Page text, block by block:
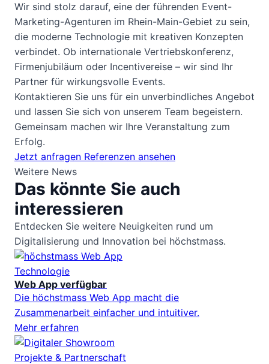
Wir sind stolz darauf, eine der führenden Event-
Marketing-Agenturen im Rhein-Main-Gebiet zu sein,
die moderne Technologie mit kreativen Konzepten
verbindet. Ob internationale Vertriebskonferenz,
Firmenjubiläum oder Incentivereise – wir sind Ihr
Partner für wirkungsvolle Events.
Kontaktieren Sie uns für ein unverbindliches Angebot
und lassen Sie sich von unserem Team begeistern.
Gemeinsam machen wir Ihre Veranstaltung zum
Erfolg.
Jetzt anfragen Referenzen ansehen
Weitere News
Das könnte Sie auch
interessieren
Entdecken Sie weitere Neuigkeiten rund um
Digitalisierung und Innovation bei höchstmass.
Technologie
Web App verfügbar
Die höchstmass Web App macht die
Zusammenarbeit einfacher und intuitiver.
Mehr erfahren
Projekte & Partnerschaft